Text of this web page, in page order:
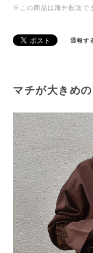
※この商品は海外配送で
通報す
マチが大きめ